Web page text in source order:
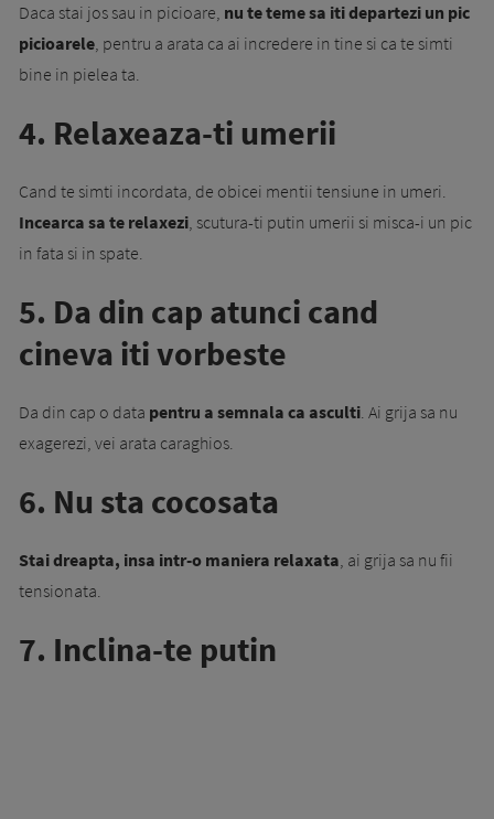
Daca stai jos sau in picioare, nu te teme sa iti departezi un pic
picioarele, pentru a arata ca ai incredere in tine si ca te simti
bine in pielea ta.
4. Relaxeaza-ti umerii
Cand te simti incordata, de obicei mentii tensiune in umeri.
Incearca sa te relaxezi, scutura-ti putin umerii si misca-i un pic
in fata si in spate.
5. Da din cap atunci cand
cineva iti vorbeste
Da din cap o data pentru a semnala ca asculti. Ai grija sa nu
exagerezi, vei arata caraghios.
6. Nu sta cocosata
Stai dreapta, insa intr-o maniera relaxata, ai grija sa nu fii
tensionata.
7. Inclina-te putin